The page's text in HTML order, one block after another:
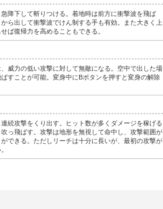
降下して斬りつける。着地時は前方に衝撃波を飛ば
ら出して衝撃波でけん制する手も有効。また大きく上
ば復帰力を高めることもできる。
威力の低い攻撃に対して無敵になる。空中で出した場
すことが可能。変身中にBボタンを押すと変身の解除
続攻撃をくり出す。ヒット数が多くダメージを稼げる
っ飛ばす。攻撃は地形を無視して命中し、攻撃範囲が
できる。ただしリーチは十分に長いが、最初の攻撃が